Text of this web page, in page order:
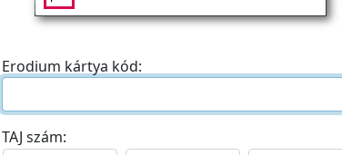
Erodium kártya kód:
TAJ szám: